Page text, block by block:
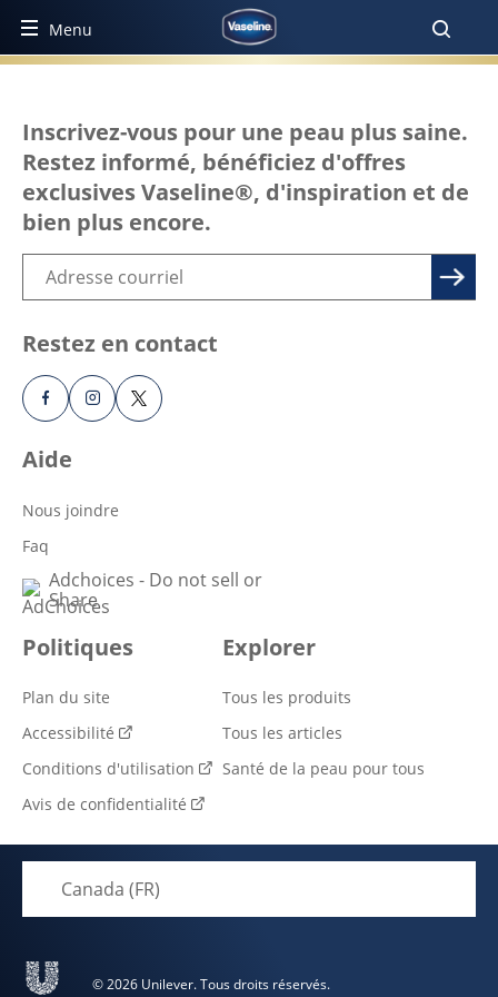
Menu
Aide
Nous joindre
Faq
Adchoices - Do not sell or
Share
Politiques
Plan du site
Accessibilité
Conditions d'utilisation
Avis de confidentialité
Paramètres des cookies
Explorer
Tous les produits
Tous les articles
Santé de la peau pour tous
Inscrivez-vous pour une peau plus saine.
Restez informé, bénéficiez d'offres
exclusives Vaseline®, d'inspiration et de
bien plus encore.
Restez en contact
Canada (FR)